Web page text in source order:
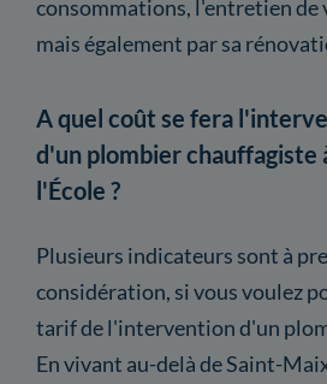
consommations, l'entretien de
mais également par sa
A quel coût se fera
d'un plombier chauffagiste
l'École ?
Plusieurs indicateurs sont à
considération, si vous voulez
tarif de l'intervention d'un
En vivant au-delà de Saint-